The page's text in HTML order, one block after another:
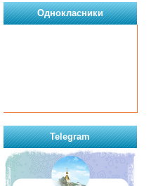
Однокласники
Telegram